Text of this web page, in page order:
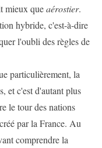
mieux queaérostier.
hybride, c'est-à-dire
l'oubli des règles de
particulièrement, la
et c'est d'autant plus
le tour des nations
par la France. Au
comprendre la